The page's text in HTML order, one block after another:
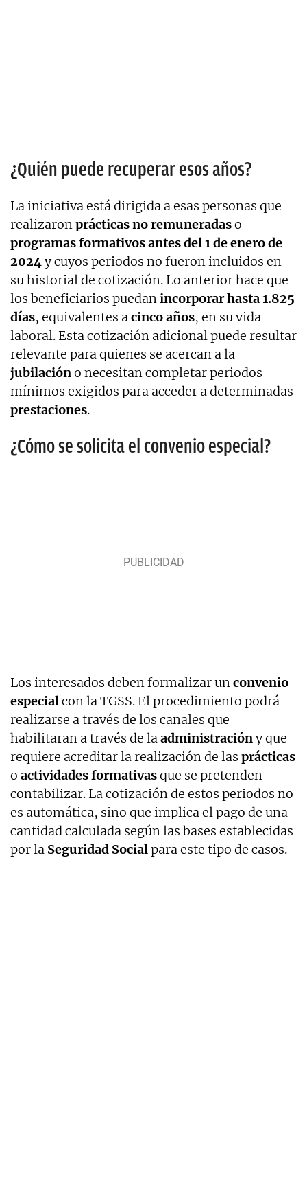
¿Quién puede recuperar esos años?
La iniciativa está dirigida a esas personas que
realizaronprácticas no remuneradaso
programas formativosantes del 1 de enero de
2024y cuyos periodos no fueron incluidos en
su historial de cotización. Lo anterior hace que
los beneficiarios puedanincorporar hasta 1.825
días, equivalentes acinco años, en su vida
laboral. Esta cotización adicional puede resultar
relevante para quienes se acercan a la
jubilacióno necesitan completar periodos
mínimos exigidos para acceder a determinadas
prestaciones.
¿Cómo se solicita el convenio especial?
Los interesados deben formalizar unconvenio
especialcon la TGSS. El procedimiento podrá
realizarse a través de los canales que
habilitaran a través de laadministracióny que
requiere acreditar la realización de las prácticas
o actividades formativasque se pretenden
contabilizar. La cotización de estos periodos no
es automática, sino que implica el pago de una
cantidad calculada según las bases establecidas
por la Seguridad Socialpara este tipo de casos.